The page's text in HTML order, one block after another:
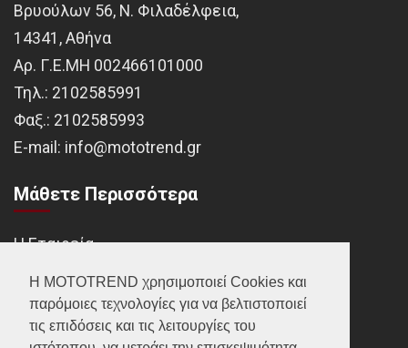
Η MOTOTREND χρησιμοποιεί Cookies και
παρόμοιες τεχνολογίες για να βελτιστοποιεί
τις επιδόσεις και τις λειτουργίες του
Βρυούλων 56, Ν. Φιλαδέλφεια,
14341, Αθήνα
Αρ. Γ.Ε.ΜΗ 002466101000
Τηλ.: 2102585991
Φαξ.: 2102585993
Ε-mail: info@mototrend.gr
Μάθετε Περισσότερα
Η Εταιρεία
Brands
Νέα
Οικονομικά στοιχεία